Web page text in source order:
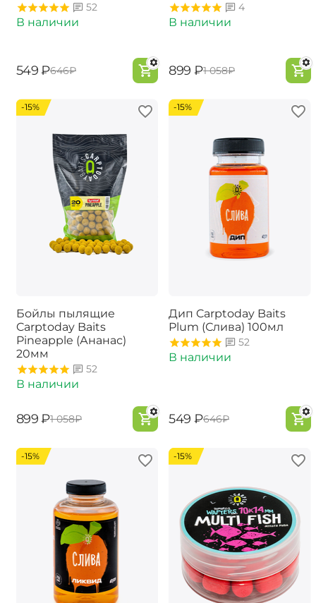
52
В наличии
‍549‍ ₽‍646‍₽
4
В наличии
‍899‍ ₽‍1 058‍₽
-15%
Бойлы пылящие
Carptoday Baits
Pineapple (Ананас)
20мм
52
В наличии
‍899‍ ₽‍1 058‍₽
-15%
Дип Carptoday Baits
Plum (Слива) 100мл
52
В наличии
‍549‍ ₽‍646‍₽
-15% -15%